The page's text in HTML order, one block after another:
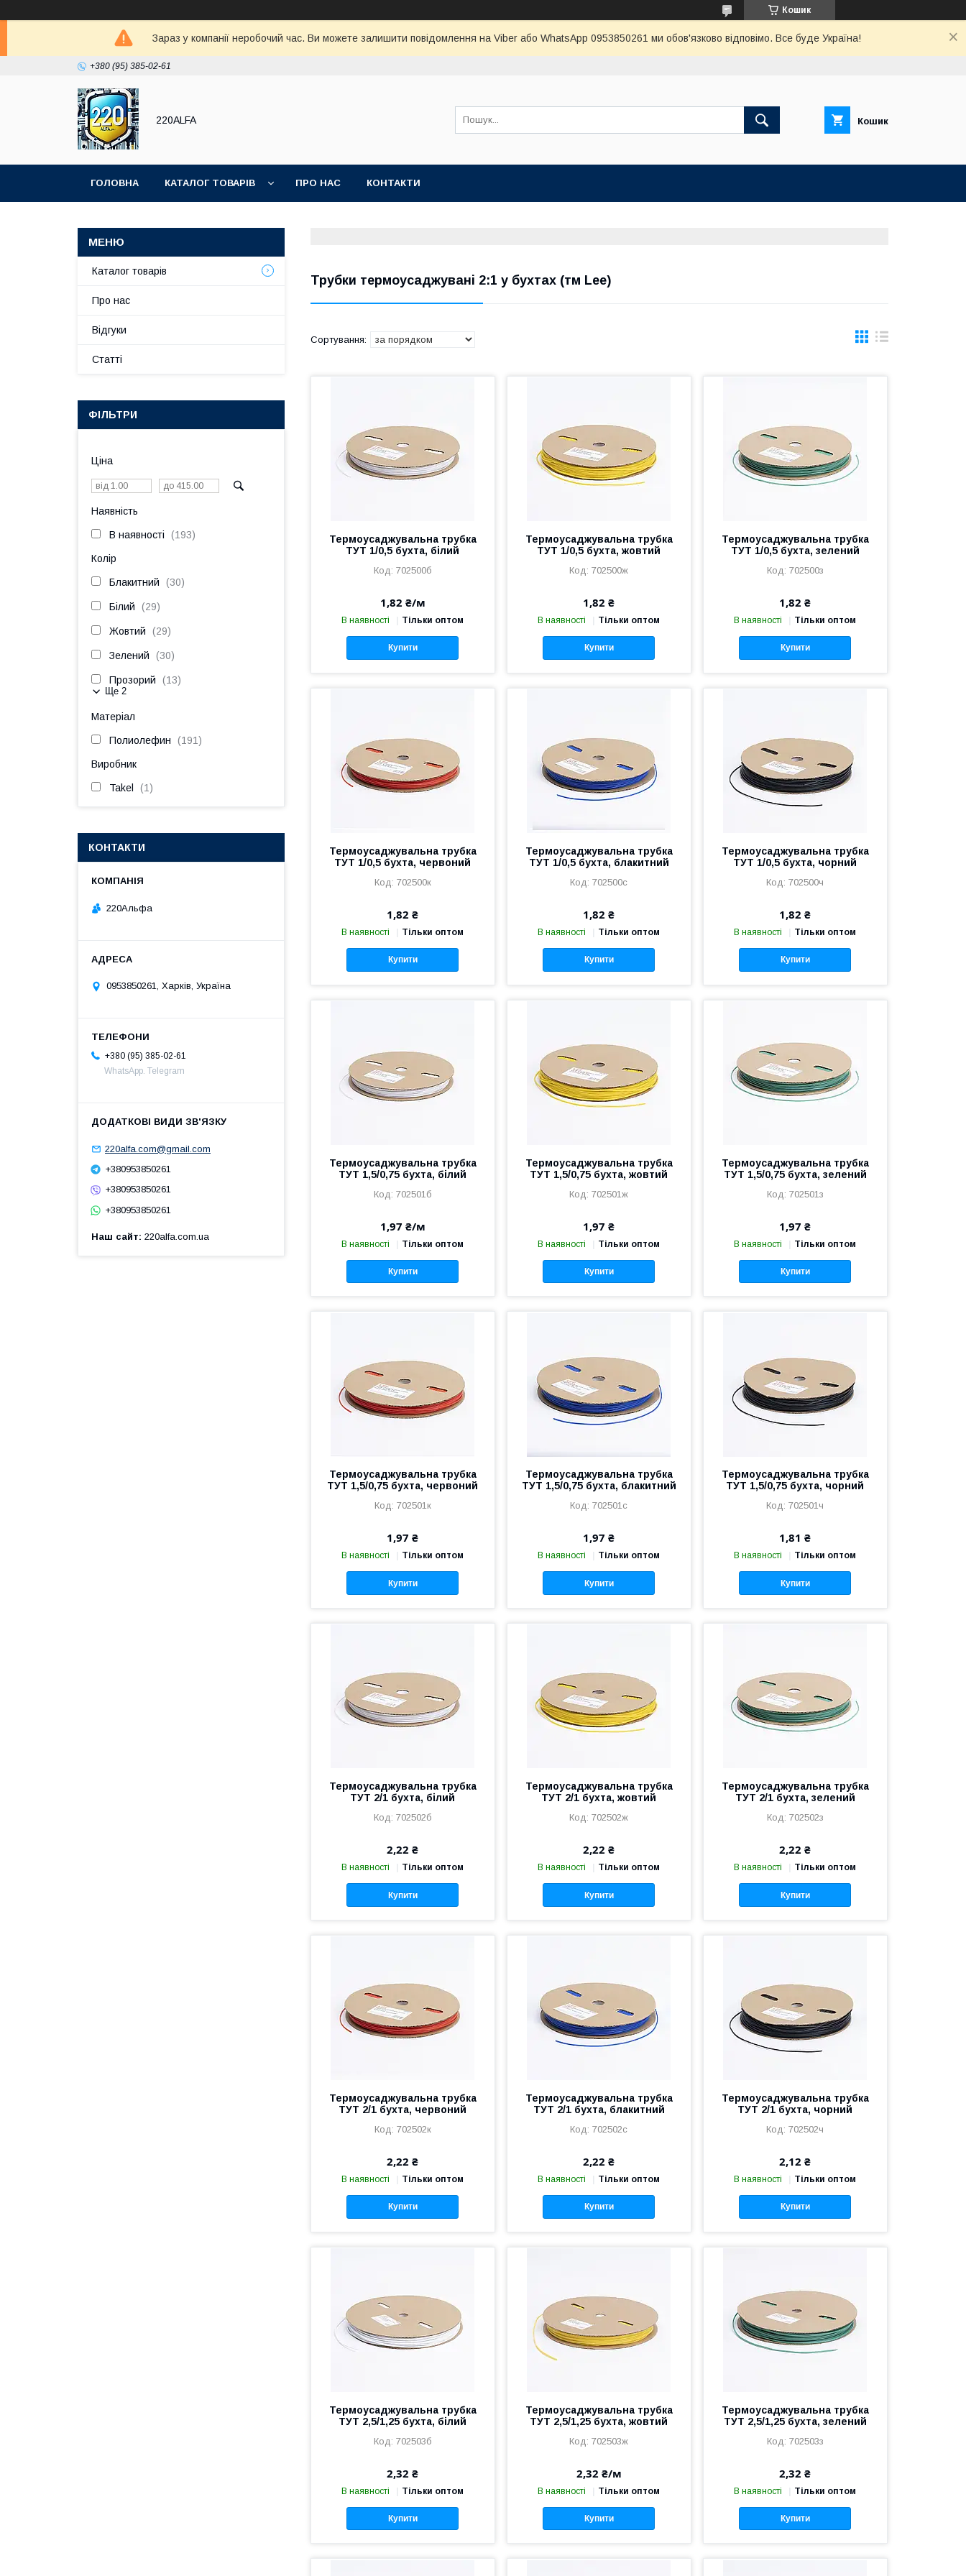
Кошик
Зараз у компанії неробочий час. Ви можете залишити повідомлення на Viber або WhatsApp 0953850261 ми обов'язково відповімо. Все буде Україна!
+380 (95) 385-02-61
220ALFA Кошик
ГОЛОВНА КАТАЛОГ ТОВАРІВ ПРО НАС КОНТАКТИ
Трубки термоусаджувані 2:1 у бухтах (тм Lee)
Термоусаджувальна трубка
ТУТ 1/0,5 бухта, білий
702500б
1,82 ₴/м
В наявності Тільки оптом
Купити
Термоусаджувальна трубка
ТУТ 1/0,5 бухта, жовтий
702500ж
1,82 ₴
В наявності Тільки оптом
Купити
Термоусаджувальна трубка
ТУТ 1/0,5 бухта, зелений
702500з
1,82 ₴
В наявності Тільки оптом
Купити
Термоусаджувальна трубка
ТУТ 1/0,5 бухта, червоний
702500к
1,82 ₴
В наявності Тільки оптом
Купити
Термоусаджувальна трубка
ТУТ 1/0,5 бухта, блакитний
702500с
1,82 ₴
В наявності Тільки оптом
Купити
Термоусаджувальна трубка
ТУТ 1/0,5 бухта, чорний
702500ч
1,82 ₴
В наявності Тільки оптом
Купити
Термоусаджувальна трубка
ТУТ 1,5/0,75 бухта, білий
702501б
1,97 ₴/м
В наявності Тільки оптом
Купити
Термоусаджувальна трубка
ТУТ 1,5/0,75 бухта, жовтий
702501ж
1,97 ₴
В наявності Тільки оптом
Купити
Термоусаджувальна трубка
ТУТ 1,5/0,75 бухта, зелений
702501з
1,97 ₴
В наявності Тільки оптом
Купити
Термоусаджувальна трубка
ТУТ 1,5/0,75 бухта, червоний
702501к
1,97 ₴
В наявності Тільки оптом
Купити
Термоусаджувальна трубка
ТУТ 1,5/0,75 бухта, блакитний
702501с
1,97 ₴
В наявності Тільки оптом
Купити
Термоусаджувальна трубка
ТУТ 1,5/0,75 бухта, чорний
702501ч
1,81 ₴
В наявності Тільки оптом
Купити
Термоусаджувальна трубка
ТУТ 2/1 бухта, білий
702502б
2,22 ₴
В наявності Тільки оптом
Купити
Термоусаджувальна трубка
ТУТ 2/1 бухта, жовтий
702502ж
2,22 ₴
В наявності Тільки оптом
Купити
Термоусаджувальна трубка
ТУТ 2/1 бухта, зелений
702502з
2,22 ₴
В наявності Тільки оптом
Купити
Термоусаджувальна трубка
ТУТ 2/1 бухта, червоний
702502к
2,22 ₴
В наявності Тільки оптом
Купити
Термоусаджувальна трубка
ТУТ 2/1 бухта, блакитний
702502с
2,22 ₴
В наявності Тільки оптом
Купити
Термоусаджувальна трубка
ТУТ 2/1 бухта, чорний
702502ч
2,12 ₴
В наявності Тільки оптом
Купити
Термоусаджувальна трубка
ТУТ 2,5/1,25 бухта, білий
702503б
2,32 ₴
В наявності Тільки оптом
Купити
Термоусаджувальна трубка
ТУТ 2,5/1,25 бухта, жовтий
702503ж
2,32 ₴/м
В наявності Тільки оптом
Купити
Термоусаджувальна трубка
ТУТ 2,5/1,25 бухта, зелений
702503з
2,32 ₴
В наявності Тільки оптом
Купити
Каталог товарів
Про нас
Відгуки
Статті
ФІЛЬТРИ
Ціна
Наявність
В наявності 193
Колір
Блакитний 30
Білий 29
Жовтий 29
Зелений 30
Прозорий 13
Ще 2
Матеріал
Полиолефин 191
Виробник
Takel 1
КОНТАКТИ
220Альфа
0953850261, Харків, Україна
+380 (95) 385-02-61
WhatsApp. Telegram
220alfa.com@gmail.com
+380953850261
+380953850261
+380953850261
Наш сайт 220alfa.com.ua